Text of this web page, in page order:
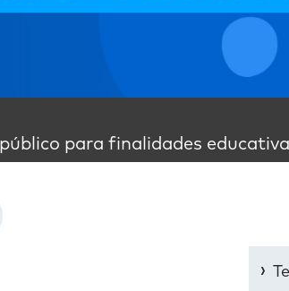
para finalidades